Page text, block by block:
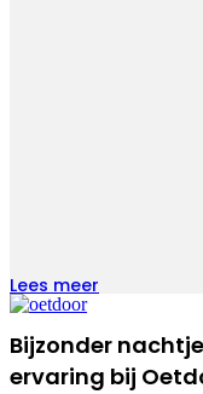
Lees meer
Bijzonder
ervaring bij